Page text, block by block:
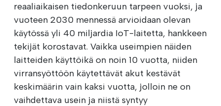
reaaliaikaisen tiedonkeruun tarpeen vuoksi, ja
vuoteen 2030 mennessä arvioidaan olevan
käytössä yli 40 miljardia IoT-laitetta, hankkeen
tekijät korostavat. Vaikka useimpien näiden
laitteiden käyttöikä on noin 10 vuotta, niiden
virransyöttöön käytettävät akut kestävät
keskimäärin vain kaksi vuotta, jolloin ne on
vaihdettava usein ja niistä syntyy